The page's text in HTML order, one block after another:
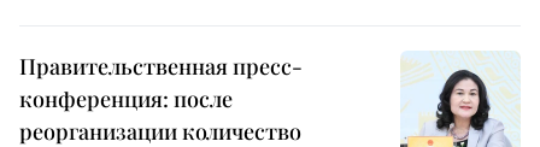
Правительственная пресс-
конференция: после
реорганизации количество